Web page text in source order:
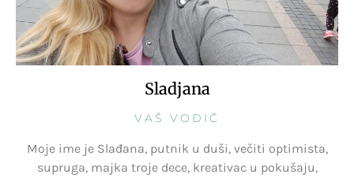
Sladjana
VAŠ VODIČ
Moje ime je Slađana, putnik u duši, večiti optimista,
supruga, majka troje dece, kreativac u pokušaju,